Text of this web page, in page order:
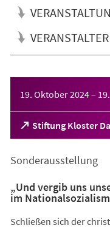
VERANSTALTER
19. Oktober 2024–
Stiftung Kloster
(Öffnet
in
neuen
Sonderausstellung
„Und vergib uns
im
Schließen sich der